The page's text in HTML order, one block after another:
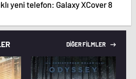
yeni telefon: Galaxy XCover 8
DİĞER FİLMLER